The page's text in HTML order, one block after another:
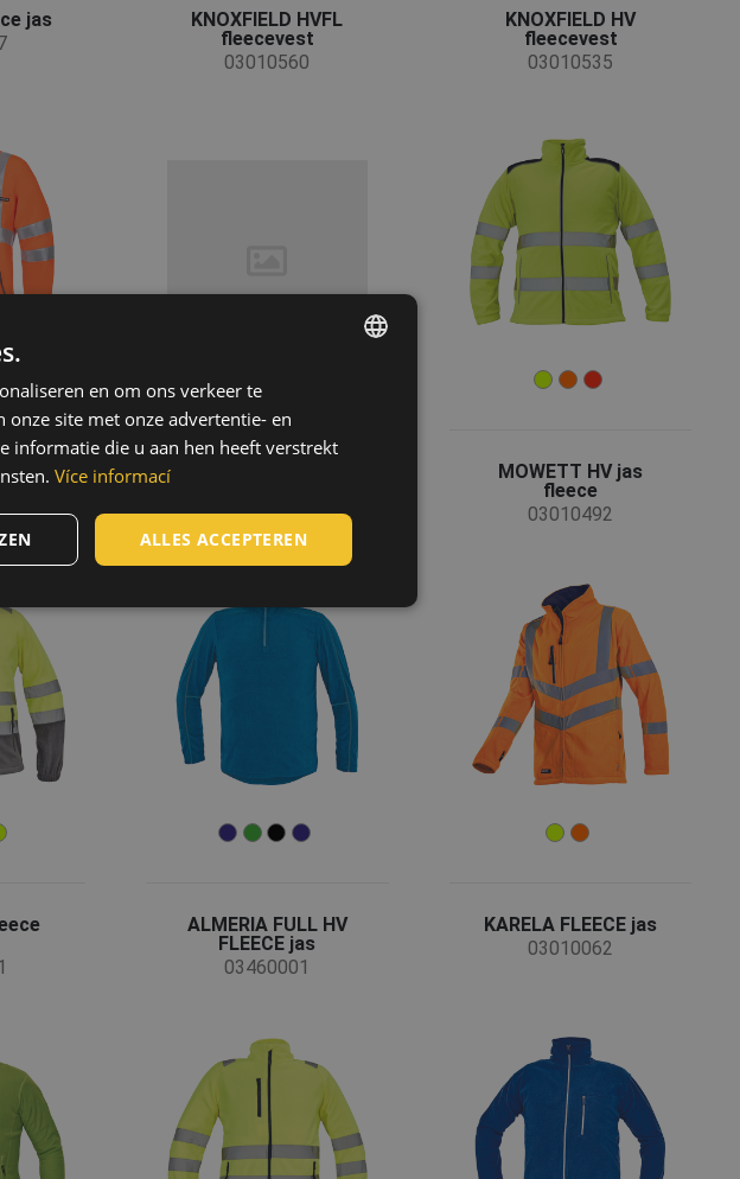
jas
KNOXFIELD HVFL
fleecevest
03010560
KNOXFIELD HV
fleecevest
03010535
03010376
MOWETT HV jas
fleece
03010492
ALMERIA FULL HV
FLEECE jas
03460001
KARELA FLEECE jas
03010062
ROMANIAN
GERMAN
DUTCH
LATVIAN
SPANISH
en om ons verkeer te
site met onze advertentie- en
informatie die u aan hen heeft verstrekt
Více informací
ALLES ACCEPTEREN